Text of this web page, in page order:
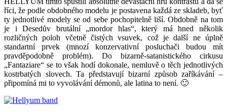
říci, že podle obdobného modelu je postavena každá ze skladeb, byť
ty jednotlivé modely se od sebe pochopitelně liší. Obdobně na tom
je i Desedův brutální „mordor hlas“, který má hned několik
rozličných poloh včetně čistých vsuvek, což je další ne úplně
standartní prvek (mnozí konzervativní posluchači budou mít
pravděpodobně problém). Do bizarně-satanistického cirkusu
„Fantaziare“ se to však hodí dokonale, nemluvě o těch jednotlivých
kostrbatých slovech. Ta představují bizarní způsob zaříkávání –
připomíná mi to vyvolávání démonů, ale latina to není. 🙂